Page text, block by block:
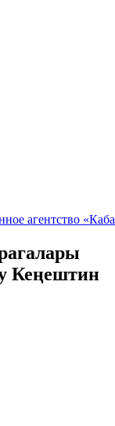
Кеңештин